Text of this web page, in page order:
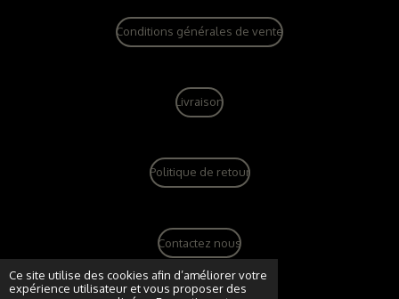
Ce site utilise des cookies afin d’améliorer votre
expérience utilisateur et vous proposer des
Conditions générales de vente
Livraison
Politique de retour
Contactez nous
© 2022 - 2026 dandy vintage boutique
Propulsé parWebador